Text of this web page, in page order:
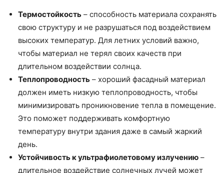
Термостойкость – способность материала сохранять
свою структуру и не разрушаться под воздействием
высоких температур. Для летних условий важно,
чтобы материал не терял своих качеств при
длительном воздействии солнца.
Теплопроводность – хороший фасадный материал
должен иметь низкую теплопроводность, чтобы
минимизировать проникновение тепла в помещение.
Это поможет поддерживать комфортную
температуру внутри здания даже в самый жаркий
день.
Устойчивость к ультрафиолетовому излучению –
длительное воздействие солнечных лучей может